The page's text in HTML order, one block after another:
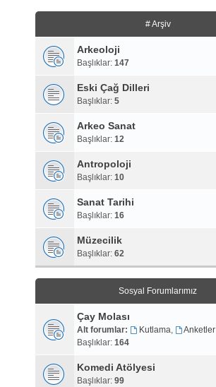
# Arşiv
Arkeoloji
Başlıklar: 147
Eski Çağ Dilleri
Başlıklar: 5
Arkeo Sanat
Başlıklar: 12
Antropoloji
Başlıklar: 10
Sanat Tarihi
Başlıklar: 16
Müzecilik
Başlıklar: 62
Sosyal Forumlarımız
Çay Molası
Alt forumlar: Kutlama,
Anketler
Başlıklar: 164
Komedi Atölyesi
Başlıklar: 99